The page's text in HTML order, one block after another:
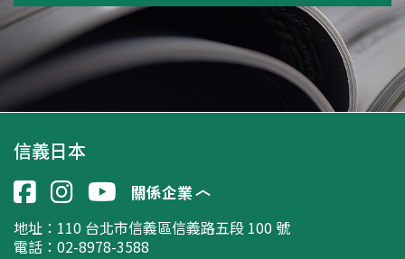
信義日本
關係企業
地址： 110 台北市信義區信義路五段 100 號
電話：02-8978-3588